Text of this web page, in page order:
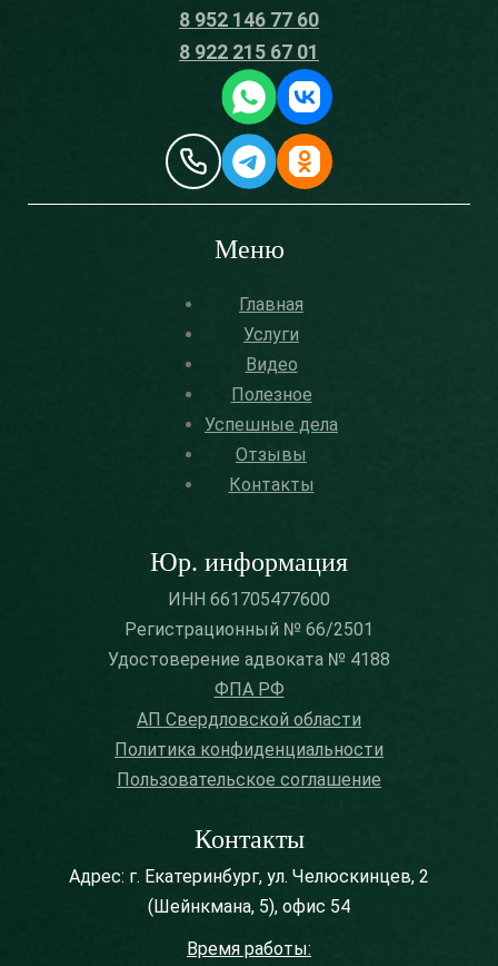
8 952 146 77 60
8 922 215 67 01
Меню
Главная
Услуги
Видео
Полезное
Успешные дела
Отзывы
Контакты
Юр. информация
ИНН 661705477600
Регистрационный № 66/2501
Удостоверение адвоката № 4188
ФПА РФ
АП Свердловской области
Политика конфиденциальности
Пользовательское соглашение
Контакты
Адрес: г. Екатеринбург, ул. Челюскинцев, 2
(Шейнкмана, 5), офис 54
Время работы: